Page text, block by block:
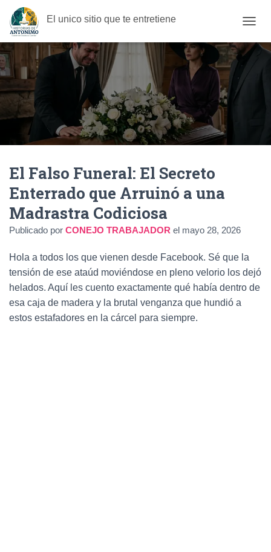
El unico sitio que te entretiene
A
M
O
I
Ó
N
El Falso Funeral: El Secreto
Enterrado que Arruinó a una
Madrastra Codiciosa
Publicado por CONEJO TRABAJADOR el mayo 28, 2026
Hola a todos los que vienen desde Facebook. Sé que la
tensión de ese ataúd moviéndose en pleno velorio los dejó
helados. Aquí les cuento exactamente qué había dentro de
esa caja de madera y la brutal venganza que hundió a
estos estafadores en la cárcel para siempre.